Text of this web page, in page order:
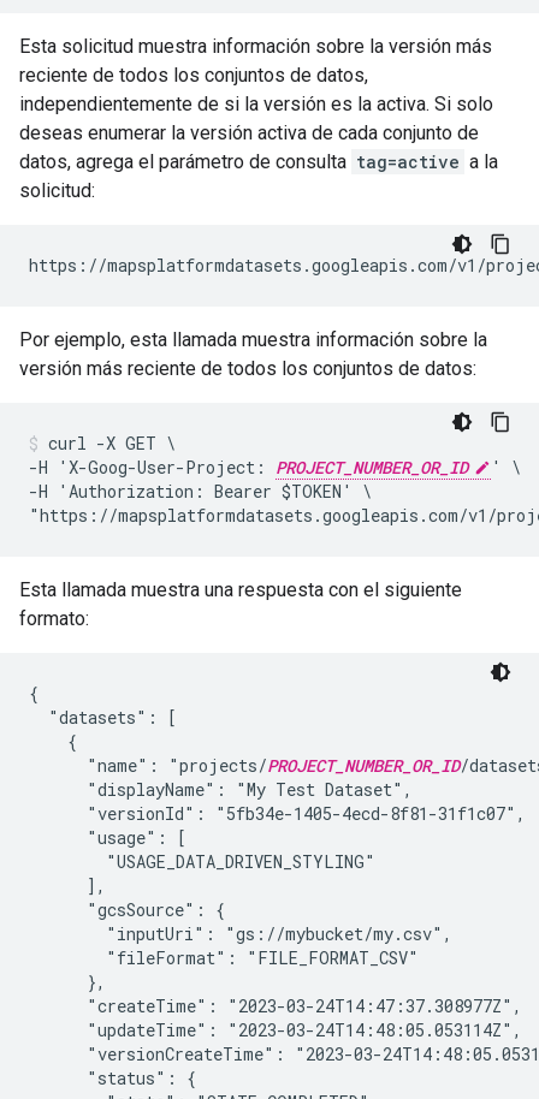
Esta solicitud muestra información sobre la versión más
reciente de todos los conjuntos de datos,
independientemente de si la versión es la activa. Si solo
deseas enumerar la versión activa de cada conjunto de
datos, agrega el parámetro de consulta tag=active a la
solicitud:
https://mapsplatformdatasets.googleapis.com/v1/
Por ejemplo, esta llamada muestra información sobre la
versión más reciente de todos los conjuntos de datos:
curl -X GET \
-H 'X-Goog-User-Project: PROJECT_NUMBER_OR_ID
' \
-H 'Authorization: Bearer $TOKEN' \
"https://mapsplatformdatasets.googleapis.com/v1/
Esta llamada muestra una respuesta con el siguiente
formato:
{
  "datasets": [
    {
      "name": "projects/
PROJECT_NUMBER_OR_ID/
      "displayName": "My Test Dataset",
      "versionId": "5fb34e-1405-4ecd-8f81-31f1c07",
      "usage": [
        "USAGE_DATA_DRIVEN_STYLING"
      ],
      "gcsSource": {
        "inputUri": "gs://mybucket/my.csv",
        "fileFormat": "FILE_FORMAT_CSV"
      },
      "createTime": "2023-03-24T14:47:37.308977Z",
      "updateTime": "2023-03-24T14:48:05.053114Z",
"versionCreateTime": "2023-03-
      "status": {